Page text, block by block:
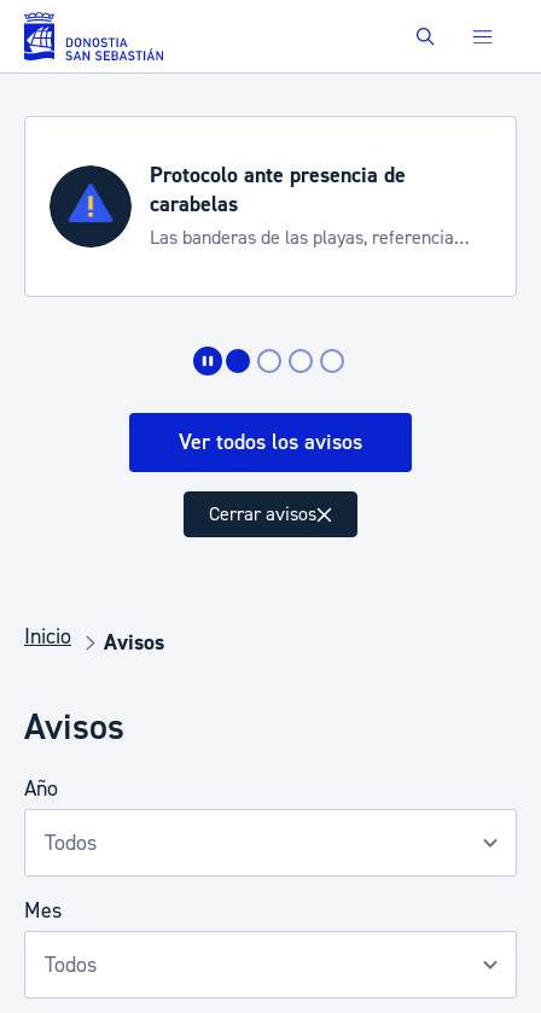
Saltar al contenido principal Buscar
Protocolo ante presencia de
carabelas
Las banderas de las playas, referencia
Ver todos los avisos
Cerrar avisos
Inicio Avisos
Avisos
Año
Mes